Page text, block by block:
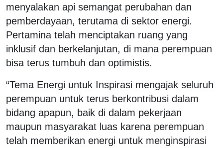
menyalakan api semangat perubahan dan
pemberdayaan, terutama di sektor energi.
Pertamina telah menciptakan ruang yang
inklusif dan berkelanjutan, di mana perempuan
bisa terus tumbuh dan optimistis.
“Tema Energi untuk Inspirasi mengajak seluruh
perempuan untuk terus berkontribusi dalam
bidang apapun, baik di dalam pekerjaan
maupun masyarakat luas karena perempuan
telah memberikan energi untuk menginspirasi